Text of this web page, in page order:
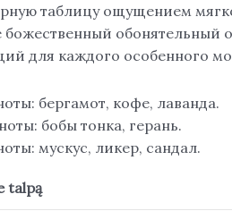
таблицу ощущением
божественный обонятельный
для каждого особенного
бергамот, кофе, лаванда.
бобы тонка, герань.
мускус, ликер, сандал.
talpą